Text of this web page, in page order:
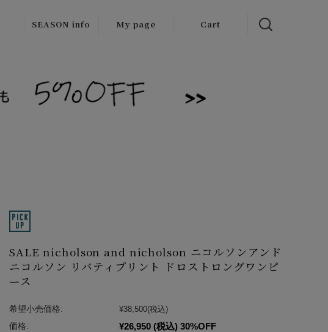
SEASON info
SALE/Outlet
My page Cart
SALE nicholson and nicholson ニコルソンアンド
ニコルソン リバティプリント ドロストロングワンピ
ース
希望小売価格: ¥38,500(税込)
価格:
¥26,950 (税込) 30%OFF